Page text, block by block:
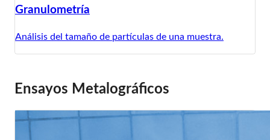
Granulometría
Análisis del tamaño de partículas de una muestra.
Ensayos Metalográficos